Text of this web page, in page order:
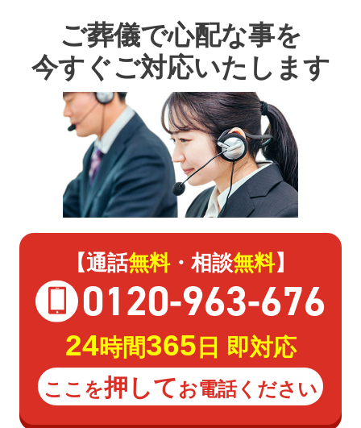
ご葬儀で心配な事を
今すぐご対応いたします
【通話無料・相談無料】
0120-963-676
24時間365 日 即対応
ここを押してお電話ください